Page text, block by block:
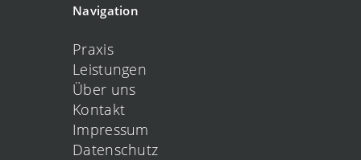
Navigation
Praxis
Leistungen
Über uns
Kontakt
Impressum
Datenschutz